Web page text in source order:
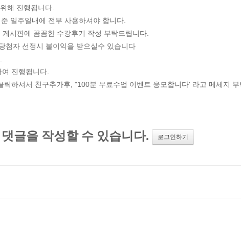
해 진행됩니다.
일주일내에 전부 사용하셔야 합니다.
시판에 꼼꼼한 수강후기 작성 부탁드립니다.
자 선정시 불이익을 받으실수 있습니다
진행됩니다.
하셔서 친구추가후, "100분 무료수업 이벤트 응모합니다' 라고 메세지